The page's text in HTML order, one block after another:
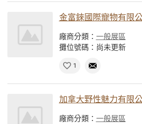
金富錸國際寵物有限
廠商分類： 一般展區
攤位號碼：尚未更新
1
加拿大野性魅力有限
廠商分類： 一般展區